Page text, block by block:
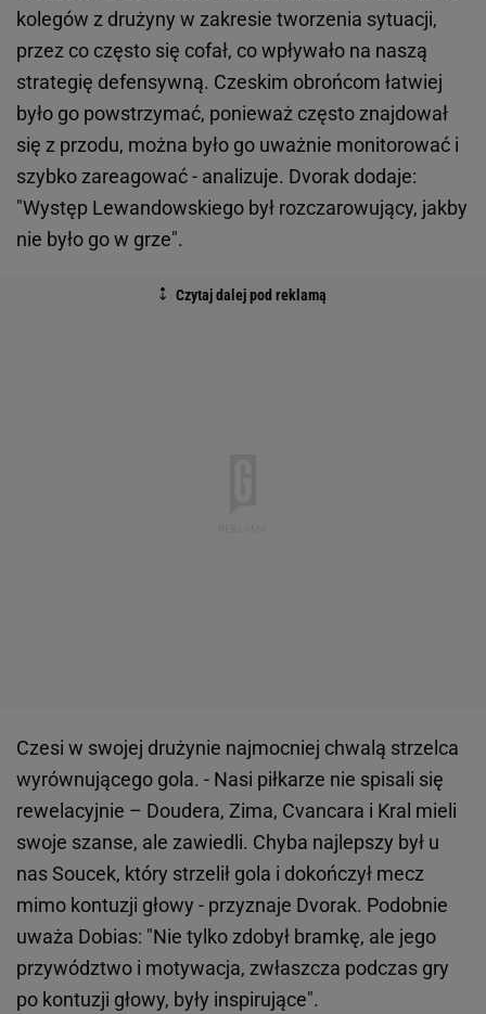
kolegów z drużyny w zakresie tworzenia sytuacji,
przez co często się cofał, co wpływało na naszą
strategię defensywną. Czeskim obrońcom łatwiej
było go powstrzymać, ponieważ często znajdował
się z przodu, można było go uważnie monitorować i
szybko zareagować - analizuje. Dvorak dodaje:
"Występ Lewandowskiego był rozczarowujący, jakby
nie było go w grze".
Czesi w swojej drużynie najmocniej chwalą strzelca
wyrównującego gola. - Nasi piłkarze nie spisali się
rewelacyjnie – Doudera, Zima, Cvancara i Kral mieli
swoje szanse, ale zawiedli. Chyba najlepszy był u
nas Soucek, który strzelił gola i dokończył mecz
mimo kontuzji głowy - przyznaje Dvorak. Podobnie
uważa Dobias: "Nie tylko zdobył bramkę, ale jego
przywództwo i motywacja, zwłaszcza podczas gry
po kontuzji głowy, były inspirujące".